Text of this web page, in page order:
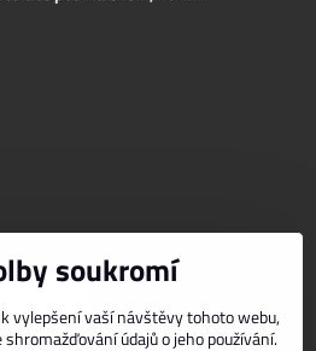
soukromí
vylepšení vaší návštěvy tohoto webu,
údajů o jeho používání.